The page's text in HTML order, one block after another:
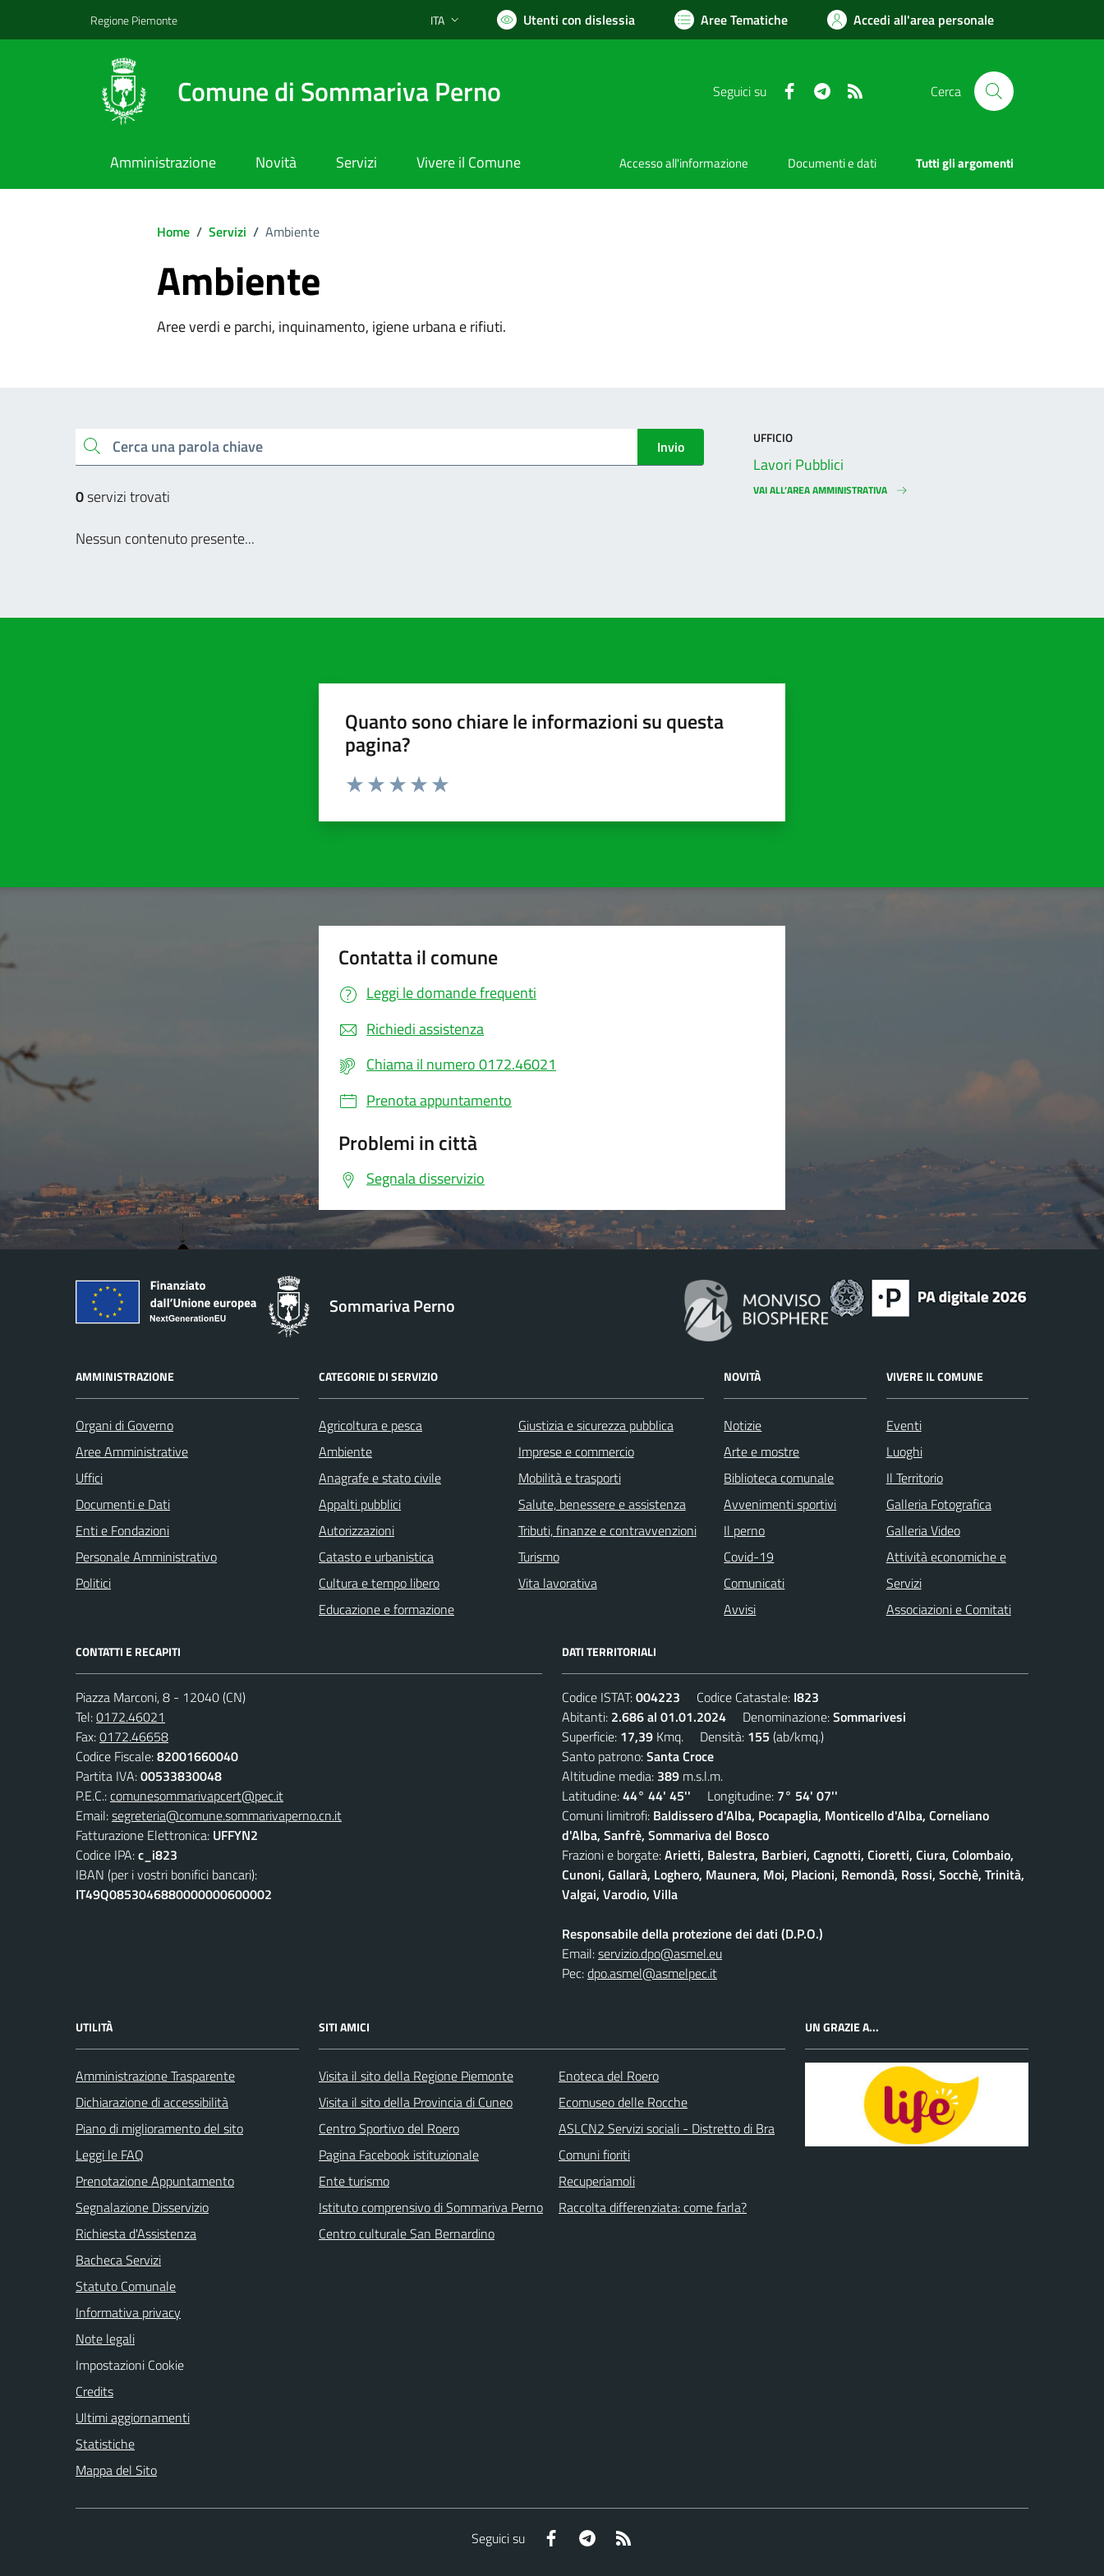
Regione Piemonte Lingua attiva:
ITA Utenti con dislessia Aree Tematiche Accedi all'area personale
Comune di Sommariva Perno Seguici su FacebookTelegram Cerca
Amministrazione Novità Servizi Vivere il Comune Accesso all'informazione Documenti e dati Tutti gli argomenti
Home / Servizi / Ambiente
Ambiente
Aree verdi e parchi, inquinamento, igiene urbana e rifiuti.
Cerca una parola chiave Invio
0servizi trovati
Nessun contenuto presente...
UFFICIO
Lavori Pubblici
VAI ALL’AREA AMMINISTRATIVA
Quanto sono chiare le informazioni su questa
pagina?
Valuta da 1 a 5 stelle la pagina
Contatta il comune
Leggi le domande frequenti
Richiedi assistenza
Chiama il numero 0172.46021
Prenota appuntamento
Problemi in città
Segnala disservizio
Sommariva Perno
AMMINISTRAZIONE
Organi di Governo
Aree Amministrative
Uffici
Documenti e Dati
Enti e Fondazioni
Personale Amministrativo
Politici
CATEGORIE DI SERVIZIO
Agricoltura e pesca
Ambiente
Anagrafe e stato civile
Appalti pubblici
Autorizzazioni
Catasto e urbanistica
Cultura e tempo libero
Educazione e formazione
Giustizia e sicurezza pubblica
Imprese e commercio
Mobilità e trasporti
Salute, benessere e assistenza
Tributi, finanze e contravvenzioni
Turismo
Vita lavorativa
NOVITÀ
Notizie
Arte e mostre
Biblioteca comunale
Avvenimenti sportivi
Il perno
Covid-19
Comunicati
Avvisi
VIVERE IL COMUNE
Eventi
Luoghi
Il Territorio
Galleria Fotografica
Galleria Video
Attività economiche e
Servizi
Associazioni e Comitati
CONTATTI E RECAPITI
Piazza Marconi, 8 - 12040 (CN)
Tel:0172.46021
Fax:0172.46658
Codice Fiscale:82001660040
Partita IVA:00533830048
P.E.C.:comunesommarivapcert@pec.it
Email:segreteria@comune.sommarivaperno.cn.it
Fatturazione Elettronica: UFFYN2
Codice IPA:c_i823
IBAN (per i vostri bonifici bancari):
IT49Q0853046880000000600002
DATI TERRITORIALI
Codice ISTAT:004223 Codice Catastale: I823
Abitanti: 2.686 al 01.01.2024 Denominazione:Sommarivesi
Superficie: 17,39 Kmq. Densità: 155 (ab/kmq.)
Santo patrono:Santa Croce
Altitudine media: 389 m.s.l.m.
Latitudine:44° 44' 45'' Longitudine: 7° 54' 07''
Comuni limitrofi: Baldissero d'Alba, Pocapaglia, Monticello d'Alba, Corneliano
d'Alba, Sanfrè, Sommariva del Bosco
Frazioni e borgate:Arietti, Balestra, Barbieri, Cagnotti, Cioretti, Ciura, Colombaio,
Cunoni, Gallarà, Loghero, Maunera, Moi, Placioni, Remondà, Rossi, Socchè, Trinità,
Valgai, Varodio, Villa
Responsabile della protezione dei dati (D.P.O.)
Email:servizio.dpo@asmel.eu
Pec:dpo.asmel@asmelpec.it
UTILITÀ
Amministrazione Trasparente
Dichiarazione di accessibilità
Piano di miglioramento del sito
Leggi le FAQ
Prenotazione Appuntamento
Segnalazione Disservizio
Richiesta d'Assistenza
Bacheca Servizi
Statuto Comunale
Informativa privacy
Note legali
Impostazioni Cookie
Credits
Ultimi aggiornamenti
Statistiche
Mappa del Sito
SITI AMICI
Visita il sito della Regione Piemonte
Visita il sito della Provincia di Cuneo
Centro Sportivo del Roero
Pagina Facebook istituzionale
Ente turismo
Istituto comprensivo di Sommariva Perno
Centro culturale San Bernardino
Enoteca del Roero
Ecomuseo delle Rocche
ASLCN2 Servizi sociali - Distretto di Bra
Comuni fioriti
Recuperiamoli
Raccolta differenziata: come farla?
UN GRAZIE A...
Seguici su Facebook Telegram